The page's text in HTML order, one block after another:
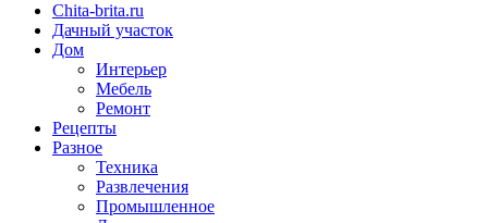
Chita-brita.ru
Дачный участок
Дом
Интерьер
Мебель
Ремонт
Рецепты
Разное
Техника
Развлечения
Промышленное